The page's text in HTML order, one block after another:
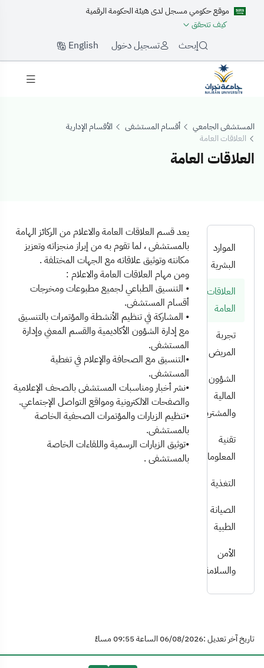
موقع حكومي مسجل لدى هيئة الحكومة الرقمية
كيف تتحقق
إبحث تسجيل دخول English
المستشفى الجامعي أقسام المستشفى
الأقسام الإدارية
العلاقات العامة
العلاقات العامة
العلاقات العامة
الموارد
البشرية
العلاقات
العامة
تجربة
المريض
الشؤون
المالية
والمشتريات
تقنية
المعلومات
التغذية
الصيانة
الطبية
الأمن
والسلامة
يعد قسم العلاقات العامة والاعلام من الركائز الهامة
بالمستشفى ، لما تقوم به من إبراز منجزاته وتعزيز
مكانته وتوثيق علاقاته مع الجهات المختلفة .
ومن مهام العلاقات العامة والاعلام :
• التنسيق الطباعي لجميع مطبوعات ومخرجات
أقسام المستشفى.
• المشاركة في تنظيم الأنشطة والمؤتمرات بالتنسيق
مع إدارة الشؤون الأكاديمية والقسم المعني وإدارة
المستشفى.
•التنسيق مع الصحافة والإعلام في تغطية
المستشفى.
•نشر أخبار ومناسبات المستشفى بالصحف الإعلامية
والصفحات الالكترونية ومواقع التواصل الإجتماعي.
•تنظيم الزيارات والمؤتمرات الصحفية الخاصة
بالمستشفى.
•توثيق الزيارات الرسمية واللقاءات الخاصة
بالمستشفى .
تاريخ آخر تعديل :06/08/2026 الساعة 09:55 مساءً